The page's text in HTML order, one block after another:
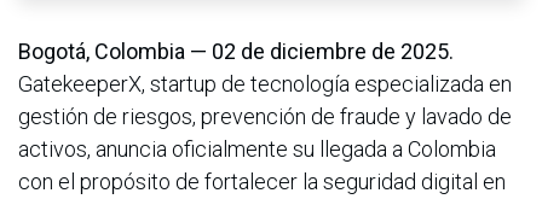
Bogotá, Colombia — 02 de diciembre de 2025.
GatekeeperX, startup de tecnología especializada en
gestión de riesgos, prevención de fraude y lavado de
activos, anuncia oficialmente su llegada a Colombia
con el propósito de fortalecer la seguridad digital en